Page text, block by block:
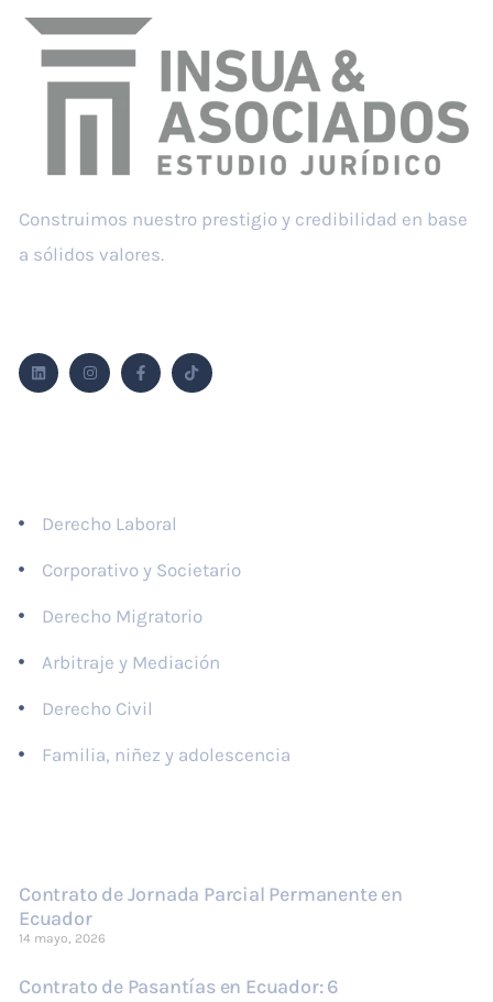
Construimos nuestro prestigio y credibilidad en base
a sólidos valores.
Derecho Laboral
Corporativo y Societario
Derecho Migratorio
Arbitraje y Mediación
Derecho Civil
Familia, niñez y adolescencia
Contrato de Jornada Parcial Permanente en
Ecuador
14 mayo, 2026
Contrato de Pasantías en Ecuador: 6